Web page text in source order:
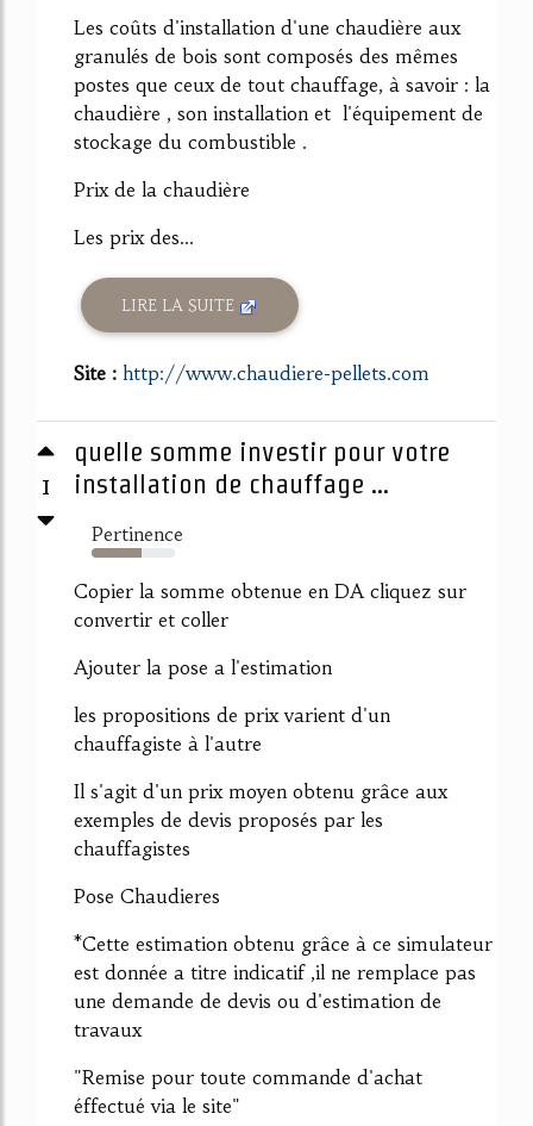
Les coûts d'installation d'une chaudière aux
granulés de bois sont composés des mêmes
postes que ceux de tout chauffage, à savoir : la
chaudière , son installation et l'équipement de
stockage du combustible .
Prix de la chaudière
Les prix des...
LIRE LA SUITE
Site : http://www.chaudiere-pellets.com
1
quelle somme investir pour votre
installation de chauffage ...
Pertinence
60%
Copier la somme obtenue en DA cliquez sur
convertir et coller
Ajouter la pose a l'estimation
les propositions de prix varient d'un
chauffagiste à l'autre
Il s'agit d'un prix moyen obtenu grâce aux
exemples de devis proposés par les
chauffagistes
Pose Chaudieres
*Cette estimation obtenu grâce à ce simulateur
est donnée a titre indicatif ,il ne remplace pas
une demande de devis ou d'estimation de
travaux
"Remise pour toute commande d'achat
éffectué via le site"